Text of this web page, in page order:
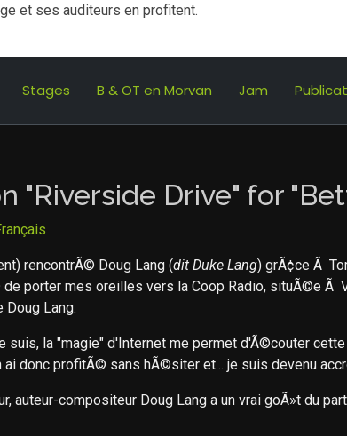
et ses auditeurs en profitent.
Stages B & OT en Morvan Jam
"Riverside Drive" for
rencontrÃ© Doug Lang (dit Duke Lang) grÃ¢ce Ã
porter mes oreilles vers la Coop Radio, situÃ©e Ã
Lang.
suis, la "magie" d'Internet me permet d'Ã©couter
ai donc profitÃ© sans hÃ©siter et... je suis devenu
auteur-compositeur Doug Lang a un vrai goÃ»t du